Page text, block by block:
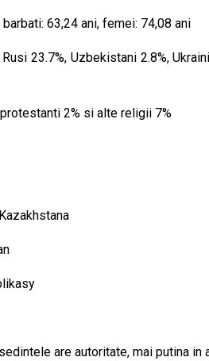
63,24 ani, femei: 74,08 ani
23.7%, Uzbekistani 2.8%,
2% si alte religii 7%
are autoritate, mai putina in